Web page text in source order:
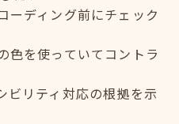
ーディング前にチェック
色を使っていてコントラ
ビリティ対応の根拠を示